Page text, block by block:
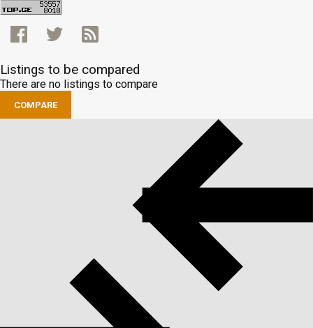
Listings to be compared
There are no listings to compare
COMPARE